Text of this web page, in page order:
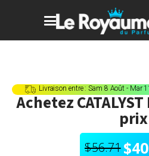
Livraison entre : Sam 8 Août - Mar
Achetez
prix
$56.71 $